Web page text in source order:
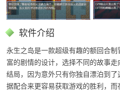
软件介绍
永生之岛是一款超级有趣的额回合
富的剧情的设计，选择不同的故事
结局，因为意外只有你独自漂泊到
据配合来更容易获取游戏的胜利，